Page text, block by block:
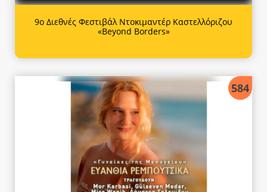
9ο Διεθνές Φεστιβάλ Ντοκιμαντέρ Καστελλόριζου
«Beyond Borders»
584